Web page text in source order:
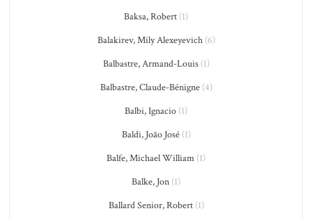
Baksa, Robert (1)
Balakirev, Mily Alexeyevich(6)
Balbastre, Armand-Louis(1)
Balbastre, Claude-Bénigne(4)
Balbi, Ignacio (1)
Baldi, João José(1)
Balfe, Michael William (1)
Balke, Jon (1)
Ballard Senior, Robert(1)